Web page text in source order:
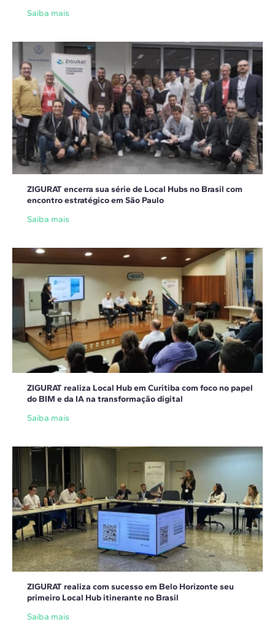
Saiba mais
ZIGURAT encerra sua série de Local Hubs no Brasil com
encontro estratégico em São Paulo
Saiba mais
ZIGURAT realiza Local Hub em Curitiba com foco no papel
do BIM e da IA na transformação digital
Saiba mais
ZIGURAT realiza com sucesso em Belo Horizonte seu
primeiro Local Hub itinerante no Brasil
Saiba mais